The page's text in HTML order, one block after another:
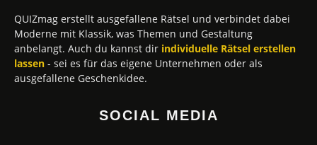
QUIZmag erstellt ausgefallene Rätsel und verbindet dabei
Moderne mit Klassik, was Themen und Gestaltung
anbelangt. Auch du kannst dir individuelle Rätsel erstellen
lassen - sei es für das eigene Unternehmen oder als
ausgefallene Geschenkidee.
SOCIAL MEDIA